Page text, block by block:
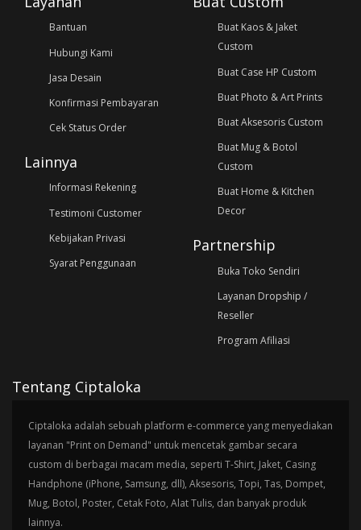
Bantuan
Hubungi Kami
Jasa Desain
Konfirmasi Pembayaran
Cek Status Order
Lainnya
Informasi Rekening
Testimoni Customer
Kebijakan Privasi
Syarat Penggunaan
Buat Kaos & Jaket
Custom
Buat Case HP Custom
Buat Photo & Art Prints
Buat Aksesoris Custom
Buat Mug & Botol
Custom
Buat Home & Kitchen
Decor
Partnership
Buka Toko Sendiri
Layanan Dropship /
Reseller
Program Afiliasi
Tentang Ciptaloka
Ciptaloka adalah sebuah platform e-commerce yang menyediakan
layanan "Print on Demand" untuk mencetak gambar secara
custom di berbagai macam media, seperti T-Shirt, Jaket, Casing
Handphone (iPhone, Samsung, dll), Aksesoris, Topi, Tas, Dompet,
Mug, Botol, Poster, Cetak Foto, Alat Tulis, dan banyak produk
lainnya.